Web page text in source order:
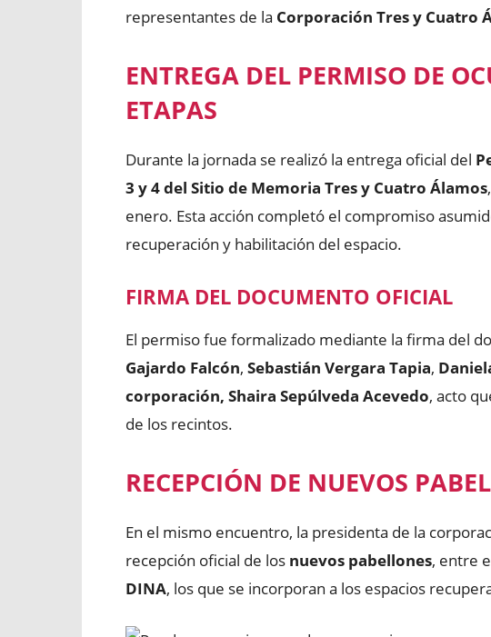
representantes de la Corporación Tres y Cuatro
ENTREGA DEL PERMISO DE
ETAPAS
Durante la jornada se realizó la entrega oficial del
3 y 4 del Sitio de Memoria Tres y Cuatro Álamos
enero. Esta acción completó el compromiso
recuperación y habilitación del espacio.
FIRMA DEL DOCUMENTO OFICIAL
El permiso fue formalizado mediante la firma del
Gajardo Falcón, Sebastián Vergara Tapia,
corporación, Shaira Sepúlveda Acevedo, acto
de los recintos.
RECEPCIÓN DE NUEVOS
En el mismo encuentro, la presidenta de la
recepción oficial de los nuevos pabellones, entre
DINA, los que se incorporan a los espacios